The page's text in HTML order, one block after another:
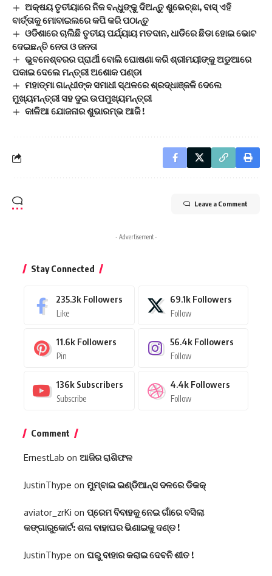
ଅକ୍ଷୟ ତୃତୀୟାରେ ନିଜ ବନ୍ଧୁଙ୍କୁ ଦିଅନ୍ତୁ ଶୁଭେଚ୍ଛା, ବାସ୍ ଏହି
ବାର୍ତ୍ତାକୁ ମୋବାଇଲରେ କପି କରି ପଠାନ୍ତୁ
ଓଡିଶାରେ ଚାଲିଛି ତୃତୀୟ ପର୍ଯ୍ୟାୟ ମତଦାନ, ଧାଡିରେ ଛିଡା ହୋଇ ଭୋଟ
ଦେଇଛନ୍ତି ନେତା ଓ ଜନତା
ଭୁବନେଶ୍ବରର ପ୍ରାର୍ଥୀ ବୋଲି ଘୋଷଣା କରି ଶ୍ରୀମୟୀଙ୍କୁ ଅଡୁଆରେ
ପକାଇ ଦେଲେ ମନ୍ତ୍ରୀ ଅଶୋକ ପଣ୍ଡା
ମହାତ୍ମା ଗାନ୍ଧୀଙ୍କ ସମାଧୀ ସ୍ଥଳରେ ଶ୍ରଦ୍ଧାଞ୍ଜଳି ଦେଲେ
ମୁଖ୍ୟମନ୍ତ୍ରୀ ସହ ଦୁଇ ଉପମୁଖ୍ୟମନ୍ତ୍ରୀ
କାଳିଆ ଯୋଜନାର ଶୁଭାରମ୍ଭ ଆଜି !
Leave a Comment
- Advertisement -
Stay Connected
235.3k Followers
Like
69.1k Followers
Follow
11.6k Followers
Pin
56.4k Followers
Follow
136k Subscribers
Subscribe
4.4k Followers
Follow
Comment
ErnestLab on ଆଜିର ରାଶିଫଳ
JustinThype on ମୁମ୍ବାଇ ଇଣ୍ଡିଆନ୍ସ ଦଳରେ ଡିକକ୍‌
aviator_zrKi on ପ୍ରେମ ବିବାହକୁ ନେଇ ଗାଁରେ ବସିଲା
କଙ୍ଗାରୁକୋର୍ଟ: ଶଳା ବାହାଘର ଭିଣାଇକୁ ଦଣ୍ଡ !
JustinThype on ଘରୁ ବାହାର କରାଇ ଦେବନି ଶୀତ !